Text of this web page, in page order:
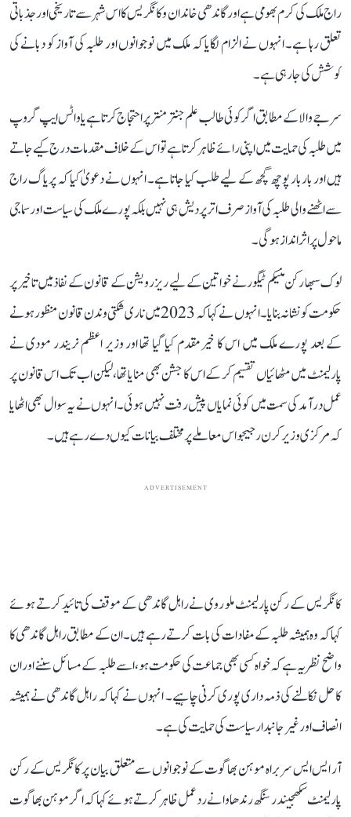
راج ملک کی کرم بھومی ہے اور گاندھی خاندان و کانگریس کا اس شہر سے تاریخی اور جذباتی
تعلق رہا ہے۔ انہوں نے الزام لگایا کہ ملک میں نوجوانوں اور طلبہ کی آواز کو دبانے کی
کوشش کی جا رہی ہے۔
سرجے والا کے مطابق اگر کوئی طالب علم جنتر منتر پر احتجاج کرتا ہے یا واٹس ایپ گروپ
میں طلبہ کی حمایت میں اپنی رائے ظاہر کرتا ہے تو اس کے خلاف مقدمات درج کیے جاتے
ہیں اور بار بار پوچھ گچھ کے لیے طلب کیا جاتا ہے۔ انہوں نے دعویٰ کیا کہ پریاگ راج
سے اٹھنے والی طلبہ کی آواز صرف اتر پردیش ہی نہیں بلکہ پورے ملک کی سیاست اور سماجی
ماحول پر اثر انداز ہوگی۔
لوک سبھا رکن منیکم ٹیگور نے خواتین کے لیے ریزرویشن کے قانون کے نفاذ میں تاخیر پر
حکومت کو نشانہ بنایا۔ انہوں نے کہا کہ 2023 میں ناری شکتی وندن قانون منظور ہونے
کے بعد پورے ملک میں اس کا خیرمقدم کیا گیا تھا اور وزیر اعظم نریندر مودی نے
پارلیمنٹ میں مٹھائیاں تقسیم کر کے اس کا جشن بھی منایا تھا، لیکن اب تک اس قانون پر
عمل درآمد کی سمت میں کوئی نمایاں پیش رفت نہیں ہوئی۔ انہوں نے یہ سوال بھی اٹھایا
کہ مرکزی وزیر کرن رجیجو اس معاملے پر مختلف بیانات کیوں دے رہے ہیں۔
ADVERTISEMENT
کانگریس کے رکن پارلیمنٹ ملو روی نے راہل گاندھی کے موقف کی تائید کرتے ہوئے
کہا کہ وہ ہمیشہ طلبہ کے مفادات کی بات کرتے رہے ہیں۔ ان کے مطابق راہل گاندھی کا
واضح نظریہ ہے کہ خواہ کسی بھی جماعت کی حکومت ہو، اسے طلبہ کے مسائل سننے اور ان
کا حل نکالنے کی ذمہ داری پوری کرنی چاہیے۔ انہوں نے کہا کہ راہل گاندھی نے ہمیشہ
انصاف اور غیر جانبدار سیاست کی حمایت کی ہے۔
آر ایس ایس سربراہ موہن بھاگوت کے نوجوانوں سے متعلق بیان پر کانگریس کے رکن
پارلیمنٹ سکھجیندر سنگھ رندھاوا نے ردعمل ظاہر کرتے ہوئے کہا کہ اگر موہن بھاگوت